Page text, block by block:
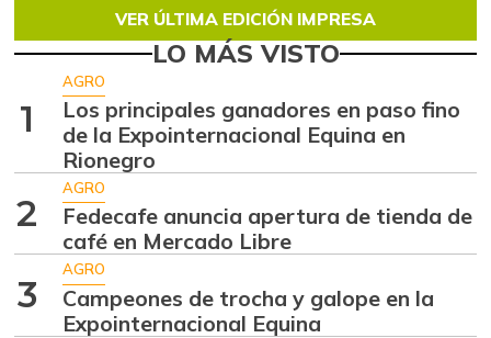
VER ÚLTIMA EDICIÓN IMPRESA
LO MÁS VISTO
1
AGRO
Los principales ganadores en paso fino
de la Expointernacional Equina en
Rionegro
2
AGRO
Fedecafe anuncia apertura de tienda de
café en Mercado Libre
3
AGRO
Campeones de trocha y galope en la
Expointernacional Equina